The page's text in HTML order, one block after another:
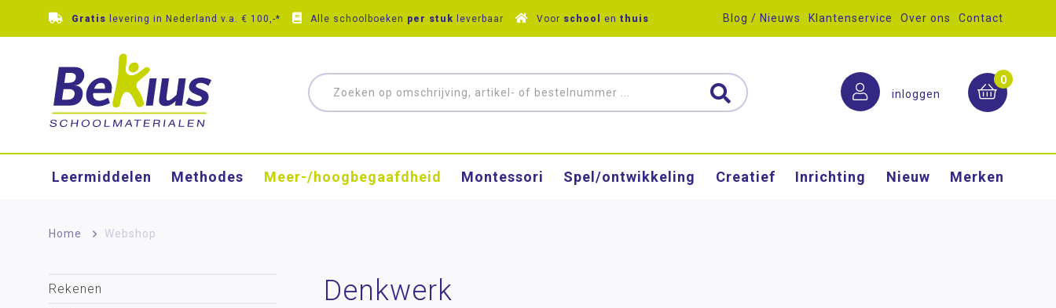
Gratis levering in Nederland v.a. € 100,-* Alle schoolboeken per stuk leverbaar Voor school en thuis Blog / Nieuws Klantenservice Over ons Contact
inloggen
0
Leermiddelen Methodes Meer-/hoog­begaafdheid Montessori Spel/ontwikkeling Creatief Inrichting Nieuw Merken
Home > Webshop
Rekenen
Denkwerk